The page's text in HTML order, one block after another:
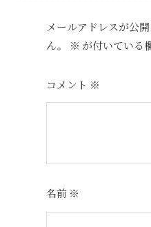
メールアドレスが公
ん。
※ が付いている
コメント ※
名前 ※